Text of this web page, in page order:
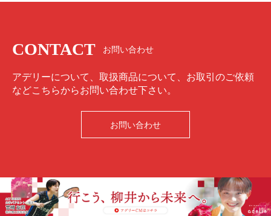
CONTACT お問い合わせ
アデリーについて、取扱商品について、お取引のご依頼
などこちらからお問い合わせ下さい。
お問い合わせ